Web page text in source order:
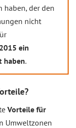
haben, der den
nicht
ein
haben.
Vorteile für
Umweltzonen